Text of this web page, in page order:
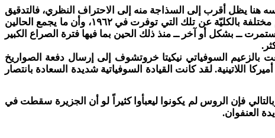
نفسه هنا يظل أقرب إلى السذاجة منه إلى الاحتراف النظري، فالتدقيق
في أزمة صواريخ كوبا ١٩٦٢ ومعطيات الأمور على مستوى التحليل الاستراتيجي الكلّي، تشير إلى أن مدخلات منظومة الأزمة اليوم مختلفة بالكليّة عن تلك التي توفرت في ١٩٦٢، وأن ما يجمع الحالين
ــ بشكل أو آخر ــ منذ ذلك الحين بما فيها فترة الصراع الكبير
بالزعيم السوفياتي نيكيتا خروتشوف إلى إرسال دفعة الصواريخ
اللاتينية. لقد كانت القيادة السوفياتية شديدة السعادة بانتصار
فإن الروس لم يكونوا ليعبأوا كثيراً لو أن الجزيرة سقطت في
العنفوان.